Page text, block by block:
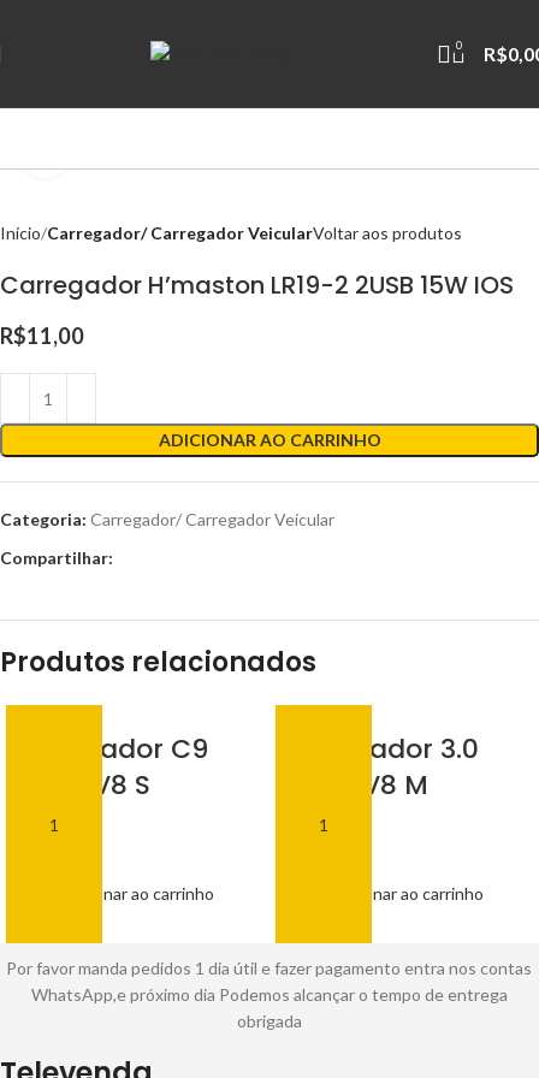
0 R$
Início Carregador/ Carregador VeicularVoltar aos produtos
Carregador H’maston LR19-2 2USB 15W IOS
R$11,00
ADICIONAR AO CARRINHO
Categoria: Carregador/ Carregador Veicular
Compartilhar:
Produtos relacionados
Carregador C9
Turbo V8 S
Adicionar ao carrinho
Carregador 3.0
Turbo V8 M
Adicionar ao carrinho
Por favor manda pedidos 1 dia útil e fazer pagamento entra nos contas
WhatsApp,e próximo dia Podemos alcançar o tempo de entrega
obrigada